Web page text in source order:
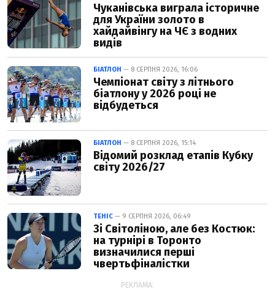
Чуканівська виграла історичне
для України золото в
хайдайвінгу на ЧЄ з водних
видів
БІАТЛОН — 8 СЕРПНЯ 2026, 16:06
Чемпіонат світу з літнього
біатлону у 2026 році не
відбудеться
БІАТЛОН — 8 СЕРПНЯ 2026, 15:14
Відомий розклад етапів Кубку
світу 2026/27
ТЕНІС — 9 СЕРПНЯ 2026, 06:49
Зі Світоліною, але без Костюк:
на турнірі в Торонто
визначилися перші
чвертьфіналістки
РЕКЛАМА: